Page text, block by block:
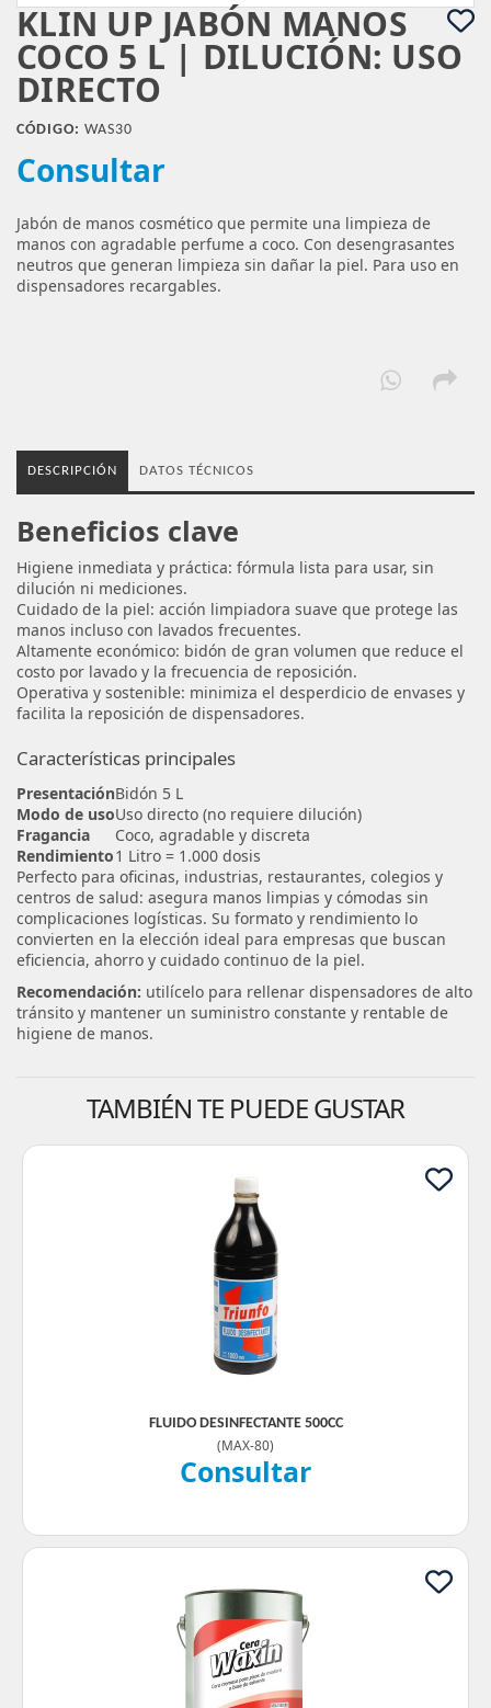
KLIN UP JABÓN MANOS
COCO 5 L | DILUCIÓN: USO
DIRECTO
CÓDIGO: WAS30
Consultar
Jabón de manos cosmético que permite una limpieza de
manos con agradable perfume a coco. Con desengrasantes
neutros que generan limpieza sin dañar la piel. Para uso en
dispensadores recargables.
DESCRIPCIÓN DATOS TÉCNICOS
Beneficios clave
Higiene inmediata y práctica: fórmula lista para usar, sin
dilución ni mediciones.
Cuidado de la piel: acción limpiadora suave que protege las
manos incluso con lavados frecuentes.
Altamente económico: bidón de gran volumen que reduce el
costo por lavado y la frecuencia de reposición.
Operativa y sostenible: minimiza el desperdicio de envases y
facilita la reposición de dispensadores.
Características principales
PresentaciónBidón 5 L
Modo de usoUso directo (no requiere dilución)
Fragancia
Coco, agradable y discreta
Rendimiento1 Litro = 1.000 dosis
Perfecto para oficinas, industrias, restaurantes, colegios y
centros de salud: asegura manos limpias y cómodas sin
complicaciones logísticas. Su formato y rendimiento lo
convierten en la elección ideal para empresas que buscan
eficiencia, ahorro y cuidado continuo de la piel.
Recomendación: utilícelo para rellenar dispensadores de alto
tránsito y mantener un suministro constante y rentable de
higiene de manos.
TAMBIÉN TE PUEDE GUSTAR
FLUIDO DESINFECTANTE 500CC
(MAX-80)
Consultar